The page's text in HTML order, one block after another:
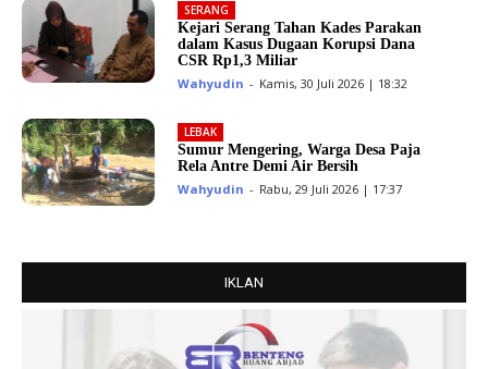
SERANG
Kejari Serang Tahan Kades Parakan
dalam Kasus Dugaan Korupsi Dana
CSR Rp1,3 Miliar
Wahyudin - Kamis, 30 Juli 2026 | 18:32
LEBAK
Sumur Mengering, Warga Desa Paja
Rela Antre Demi Air Bersih
Wahyudin - Rabu, 29 Juli 2026 | 17:37
IKLAN